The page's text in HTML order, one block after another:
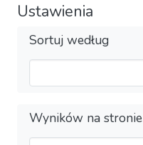
Ustawienia
Sortuj według
Wyników na stronie